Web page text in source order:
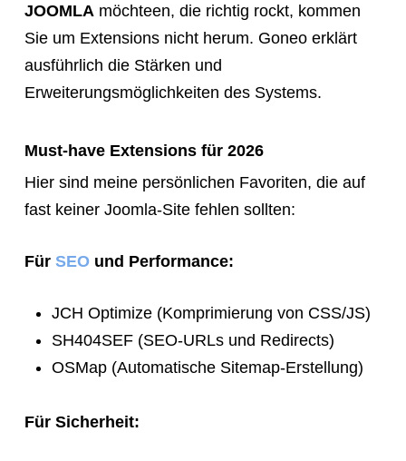
JOOMLA möchteen, die richtig rockt, kommen
Sie um Extensions nicht herum. Goneo erklärt
ausführlich die Stärken und
Erweiterungsmöglichkeiten des Systems.
Must-have Extensions für 2026
Hier sind meine persönlichen Favoriten, die auf
fast keiner Joomla-Site fehlen sollten:
Für SEOund Performance:
JCH Optimize (Komprimierung von CSS/JS)
SH404SEF (SEO-URLs und Redirects)
OSMap (Automatische Sitemap-Erstellung)
Für Sicherheit: